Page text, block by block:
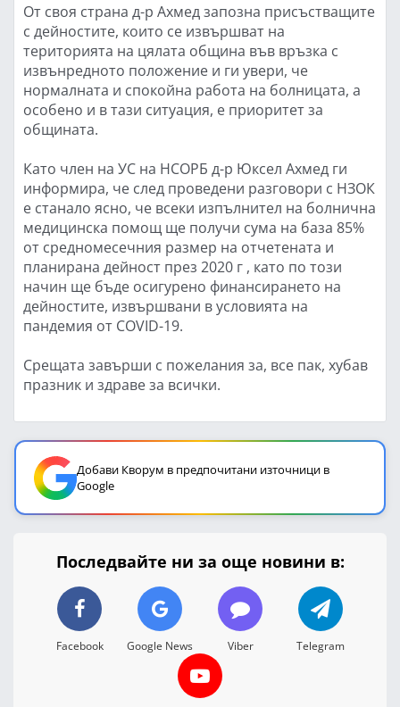
От своя страна д-р Ахмед запозна присъстващите
с дейностите, които се извършват на
територията на цялата община във връзка с
извънредното положение и ги увери, че
нормалната и спокойна работа на болницата, а
особено и в тази ситуация, е приоритет за
общината.
Като член на УС на НСОРБ д-р Юксел Ахмед ги
информира, че след проведени разговори с НЗОК
е станало ясно, че всеки изпълнител на болнична
медицинска помощ ще получи сума на база 85%
от средномесечния размер на отчетената и
планирана дейност през 2020 г , като по този
начин ще бъде осигурено финансирането на
дейностите, извършвани в условията на
пандемия от COVID-19.
Срещата завърши с пожелания за, все пак, хубав
празник и здраве за всички.
Добави Кворум в предпочитани източници в
Google
Последвайте ни за още новини в:
Facebook Google News Viber Telegram